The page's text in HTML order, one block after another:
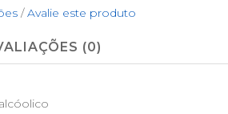
/Avalie este produto
(0)